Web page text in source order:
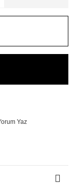
Yaz